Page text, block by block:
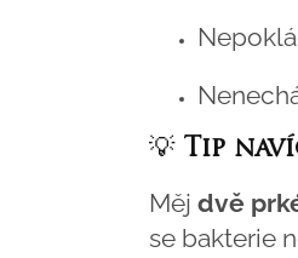
💡 Tip
Měj dvě
se bakterie